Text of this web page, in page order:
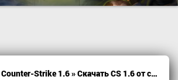
Counter-Strike 1.6» Скачать CS 1.6 от сахара